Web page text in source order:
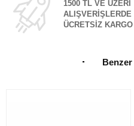
1500 TL VE ÜZERİ
ALIŞVERİŞLERDE
ÜCRETSİZ KARGO